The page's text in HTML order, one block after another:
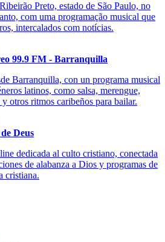
Preto, estado de São Paulo, no
com uma programação musical que
intercalados com notícias.
99.9 FM - Barranquilla
Barranquilla, con un programa musical
latinos, como salsa, merengue,
otros ritmos caribeños para bailar.
Deus
dedicada al culto cristiano, conectada
de alabanza a Dios y programas de
cristiana.